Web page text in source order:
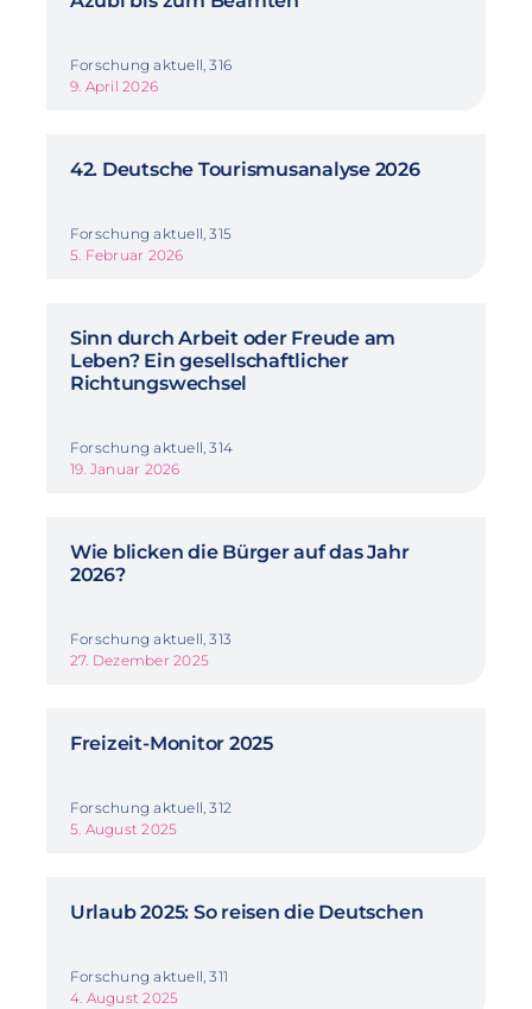
Forschung aktuell, 316
9. April 2026
42. Deutsche Tourismusanalyse 2026
Forschung aktuell, 315
5. Februar 2026
Sinn durch Arbeit oder Freude am
Leben? Ein gesellschaftlicher
Richtungswechsel
Forschung aktuell, 314
19. Januar 2026
Wie blicken die Bürger auf das Jahr
2026?
Forschung aktuell, 313
27. Dezember 2025
Freizeit-Monitor 2025
Forschung aktuell, 312
5. August 2025
Urlaub 2025: So reisen die Deutschen
Forschung aktuell, 311
4. August 2025